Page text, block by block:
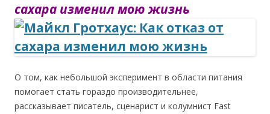
сахара изменил мою жизнь
О том, как небольшой эксперимент в области питания
помогает стать гораздо производительнее,
рассказывает писатель, сценарист и колумнист Fast